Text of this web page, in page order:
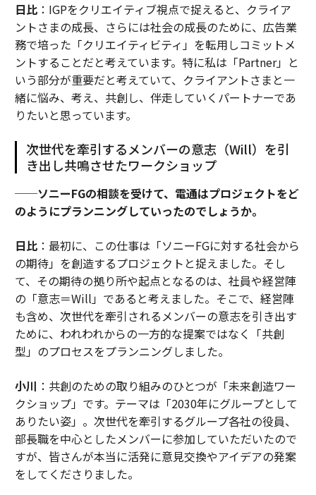
日比：IGPをクリエイティブ視点で捉えると、クライア
ントさまの成長、さらには社会の成長のために、広告業
務で培った「クリエイティビティ」を転用しコミットメ
ントすることだと考えています。特に私は「Partner」と
いう部分が重要だと考えていて、クライアントさまと一
緒に悩み、考え、共創し、伴走していくパートナーであ
りたいと思っています。
次世代を牽引するメンバーの意志（Will）を引
き出し共鳴させたワークショップ
──ソニーFGの相談を受けて、電通はプロジェクトをど
のようにプランニングしていったのでしょうか。
日比：最初に、この仕事は「ソニーFGに対する社会から
の期待」を創造するプロジェクトと捉えました。そし
て、その期待の拠り所や起点となるのは、社員や経営陣
の「意志＝Will」であると考えました。そこで、経営陣
も含め、次世代を牽引されるメンバーの意志を引き出す
ために、われわれからの一方的な提案ではなく「共創
型」のプロセスをプランニングしました。
小川 ：共創のための取り組みのひとつが「未来創造ワー
クショップ」です。テーマは「2030年にグループとして
ありたい姿」。次世代を牽引するグループ各社の役員、
部長職を中心としたメンバーに参加していただいたので
すが、皆さんが本当に活発に意見交換やアイデアの発案
をしてくださりました。